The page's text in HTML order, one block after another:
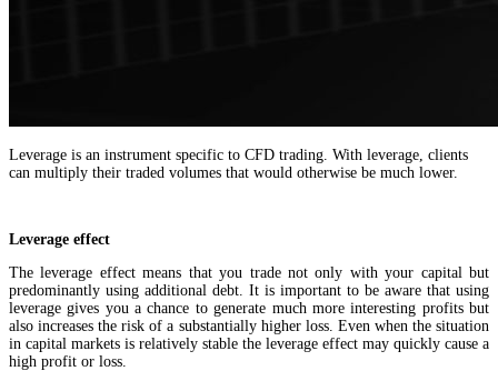
Leverage is an instrument specific to CFD trading. With leverage, clients
can multiply their traded volumes that would otherwise be much lower.
Leverage effect
The leverage effect means that you trade not only with your capital but
predominantly using additional debt. It is important to be aware that using
leverage gives you a chance to generate much more interesting profits but
also increases the risk of a substantially higher loss. Even when the situation
in capital markets is relatively stable the leverage effect may quickly cause a
high profit or loss.